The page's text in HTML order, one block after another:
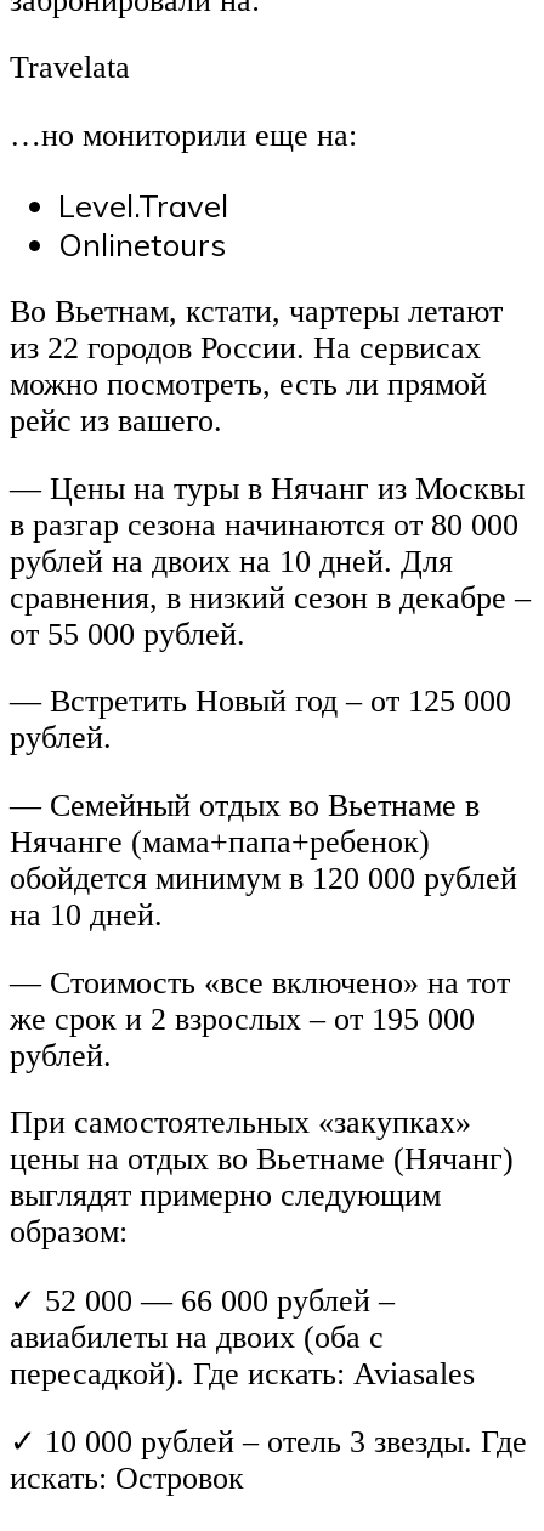
Travelata
…но мониторили еще на:
Level.Travel
Onlinetours
Во Вьетнам, кстати, чартеры летают
из 22 городов России. На сервисах
можно посмотреть, есть ли прямой
рейс из вашего.
— Цены на туры в Нячанг из Москвы
в разгар сезона начинаются от 80 000
рублей на двоих на 10 дней. Для
сравнения, в низкий сезон в декабре –
от 55 000 рублей.
— Встретить Новый год – от 125 000
рублей.
— Семейный отдых во Вьетнаме в
Нячанге (мама+папа+ребенок)
обойдется минимум в 120 000 рублей
на 10 дней.
— Стоимость «все включено» на тот
же срок и 2 взрослых – от 195 000
рублей.
При самостоятельных «закупках»
цены на отдых во Вьетнаме (Нячанг)
выглядят примерно следующим
образом:
✓ 52 000 — 66 000 рублей –
авиабилеты на двоих (оба с
пересадкой). Где искать: Aviasales
✓ 10 000 рублей – отель 3 звезды. Где
искать: Островок